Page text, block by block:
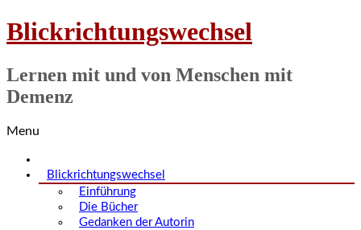
Blickrichtungswechsel
Lernen mit und von Menschen mit
Demenz
Menu
Blickrichtungswechsel
Einführung
Die Bücher
Gedanken der Autorin